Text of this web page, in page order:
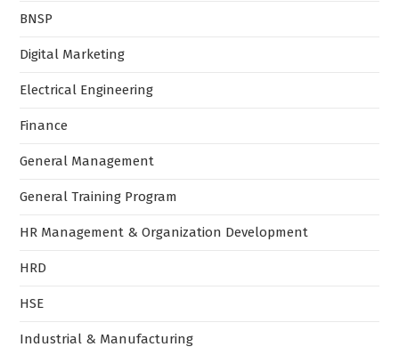
BNSP
Digital Marketing
Electrical Engineering
Finance
General Management
General Training Program
HR Management & Organization Development
HRD
HSE
Industrial & Manufacturing